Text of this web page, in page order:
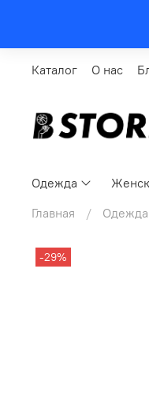
Каталог О нас
Одежда
Главная
Одежда
-29%